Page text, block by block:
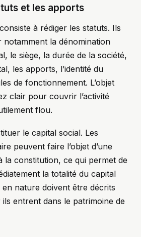
et les apports
à rédiger les statuts. Ils
notamment la dénomination
le siège, la durée de la société,
les apports, l’identité du
de fonctionnement. L’objet
clair pour couvrir l’activité
flou.
le capital social. Les
peuvent faire l’objet d’une
la constitution, ce qui permet de
la totalité du capital
nature doivent être décrits
entrent dans le patrimoine de